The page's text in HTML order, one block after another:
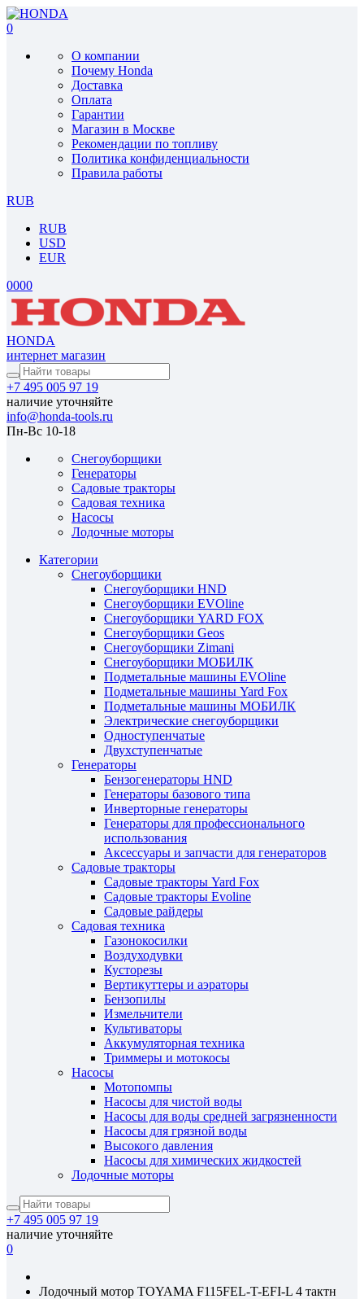
0
О компании
Почему Honda
Доставка
Оплата
Гарантии
Магазин в Москве
Рекомендации по топливу
Политика конфиденциальности
Правила работы
RUB
RUB
USD
EUR
0000
HONDA
интернет магазин
+7 495 005 97 19
наличие уточняйте
info@honda-tools.ru
Пн-Вс 10-18
Снегоуборщики
Генераторы
Садовые тракторы
Садовая техника
Насосы
Лодочные моторы
Категории
Снегоуборщики
Снегоуборщики HND
Снегоуборщики EVOline
Снегоуборщики YARD FOX
Снегоуборщики Geos
Снегоуборщики Zimani
Снегоуборщики МОБИЛК
Подметальные машины EVOline
Подметальные машины Yard Fox
Подметальные машины МОБИЛК
Электрические снегоуборщики
Одноступенчатые
Двухступенчатые
Генераторы
Бензогенераторы HND
Генераторы базового типа
Инверторные генераторы
Генераторы для профессионального
использования
Аксессуары и запчасти для генераторов
Садовые тракторы
Садовые тракторы Yard Fox
Садовые тракторы Evoline
Садовые райдеры
Садовая техника
Газонокосилки
Воздуходувки
Кусторезы
Вертикуттеры и аэраторы
Бензопилы
Измельчители
Культиваторы
Аккумуляторная техника
Триммеры и мотокосы
Насосы
Мотопомпы
Насосы для чистой воды
Насосы для воды средней загрязненности
Насосы для грязной воды
Высокого давления
Насосы для химических жидкостей
Лодочные моторы
+7 495 005 97 19
наличие уточняйте
0
Лодочный мотор TOYAMA F115FEL-T-EFI-L 4 тактн